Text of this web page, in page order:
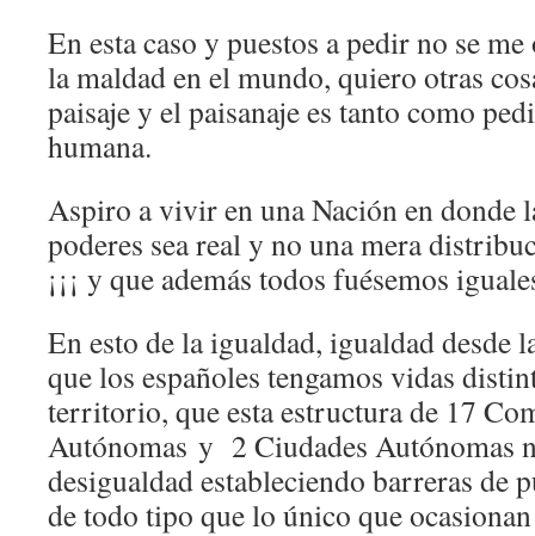
En esta caso y puestos a pedir no se
la maldad en el mundo, quiero otras
paisaje y el paisanaje es tanto como
humana.
Aspiro a vivir en una Nación en donde
poderes sea real y no una mera
¡¡¡ y que además todos fuésemos
En esto de la igualdad, igualdad desde
que los españoles tengamos vidas
territorio, que esta estructura de 17
Autónomas y 2 Ciudades Autónomas
desigualdad estableciendo barreras de
de todo tipo que lo único que